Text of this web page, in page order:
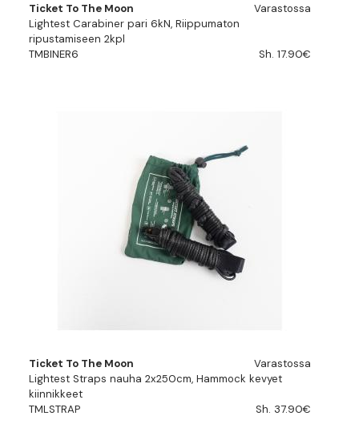
Ticket To The Moon
Varastossa
Lightest Carabiner pari 6kN, Riippumaton
ripustamiseen 2kpl
TMBINER6
Sh. 17.90€
Ticket To The Moon
Varastossa
Lightest Straps nauha 2x250cm, Hammock kevyet
kiinnikkeet
TMLSTRAP
Sh. 37.90€